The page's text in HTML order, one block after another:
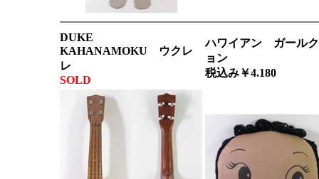
DUKE
KAHANAMOKU ウクレ
レ
SOLD
ハワイアン ガール
ョン
税込み￥4.180